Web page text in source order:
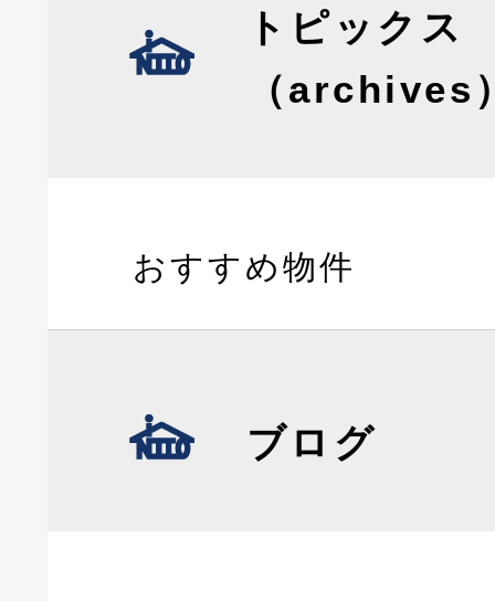
トピックス
（archives
おすすめ物件
ブログ